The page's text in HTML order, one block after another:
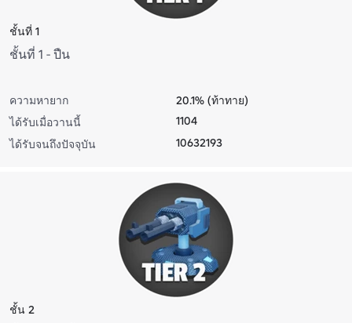
ชั้นที่ 1
ชั้นที่ 1 - ปืน
ความหายาก
20.1% (ท้าทาย)
ได้รับเมื่อวานนี้
1104
ได้รับจนถึงปัจจุบัน
10632193
ชั้น 2